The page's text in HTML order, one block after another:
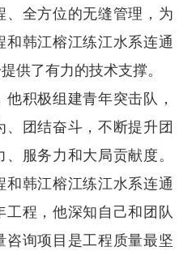
全方位的无缝管理，为
韩江榕江练江水系连通
供了有力的技术支撑。
积极组建青年突击队，
团结奋斗，不断提升团
服务力和大局贡献度。
韩江榕江练江水系连通
程，他深知自己和团队
询项目是工程质量最坚